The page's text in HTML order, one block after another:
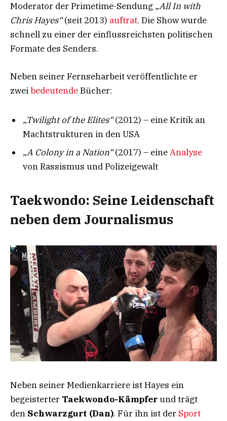
Moderator der Primetime-Sendung „All In with
Chris Hayes“(seit 2013) auftrat. Die Show wurde
schnell zu einer der einflussreichsten politischen
Formate des Senders.
Neben seiner Fernseharbeit veröffentlichte er
zweibedeutendeBücher:
„Twilight of the Elites“(2012) – eine Kritik an
Machtstrukturen in den USA
„A Colony in a Nation“(2017) – eineAnalyse
von Rassismus und Polizeigewalt
Taekwondo: Seine Leidenschaft
neben dem Journalismus
Neben seiner Medienkarriere ist Hayes ein
begeisterter Taekwondo-Kämpferund trägt
den Schwarzgurt (Dan). Für ihn ist der Sport